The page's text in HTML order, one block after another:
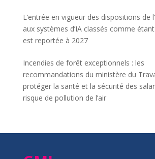
L’entrée en vigueur des dispositions de
aux systèmes d’IA classés comme
est reportée à 2027
Incendies de forêt exceptionnels : les
recommandations du ministère du
protéger la santé et la sécurité des
risque de pollution de l’air